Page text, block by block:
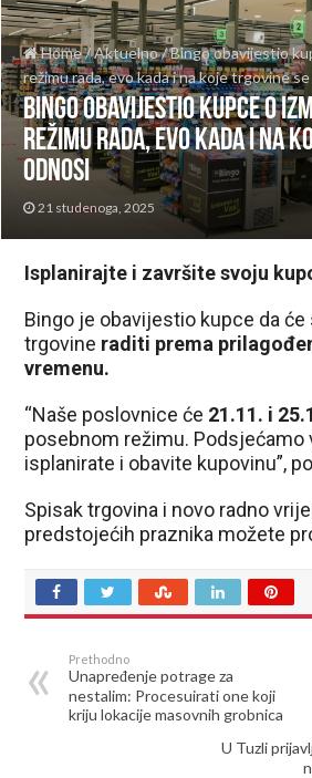
Home/Aktuelno/Bingo obavijestio
režimu rada, evo kada i na koje trgovine
Bingo obavijestio kupce o
režimu rada, evo kada i na
odnosi
21 studenoga, 2025
Isplanirajte i završite svoju
Bingo je obavijestio kupce da će
trgovine raditi prema
vremenu.
“Naše poslovnice će 21.11. i
posebnom režimu. Podsjećamo
isplanirate i obavite kupovinu”,
Spisak trgovina i novo radno
predstojećih praznika možete
Prethodno
Unapređenje potrage za
nestalim: Procesuirati one koji
kriju lokacije masovnih grobnica
U Tuzli